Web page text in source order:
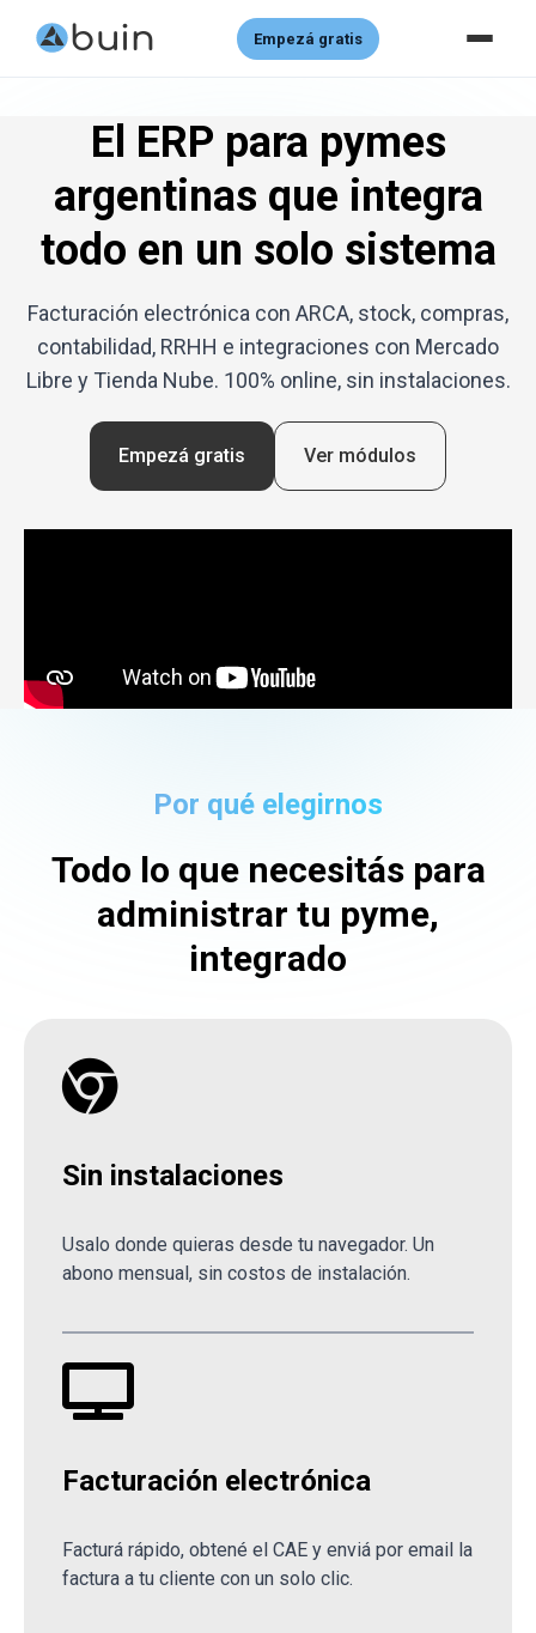
Empezá gratis
El ERP para pymes
argentinas que integra
todo en un solo sistema
Facturación electrónica con ARCA, stock, compras,
contabilidad, RRHH e integraciones con Mercado
Libre y Tienda Nube. 100% online, sin instalaciones.
Empezá gratis Ver módulos
Por qué elegirnos
Todo lo que necesitás para
administrar tu pyme,
integrado
Sin instalaciones
Usalo donde quieras desde tu navegador. Un
abono mensual, sin costos de instalación.
Facturación electrónica
Facturá rápido, obtené el CAE y enviá por email la
factura a tu cliente con un solo clic.